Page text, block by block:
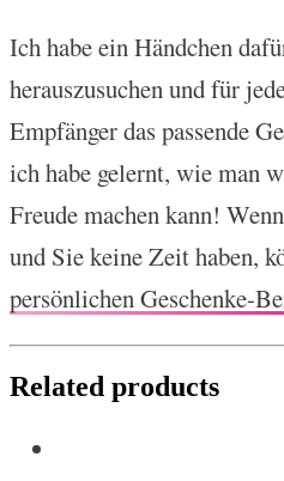
Ich habe ein Händchen
herauszusuchen und für
Empfänger das passende
ich habe gelernt, wie man
Freude machen kann!
und Sie keine Zeit haben,
persönlichen Geschenke-
Related products